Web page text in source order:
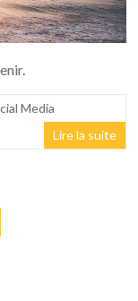
Media
Lire la suite